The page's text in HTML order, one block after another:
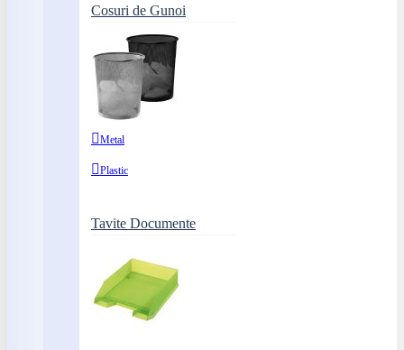
Cosuri de Gunoi
Metal
Plastic
Tavite Documente